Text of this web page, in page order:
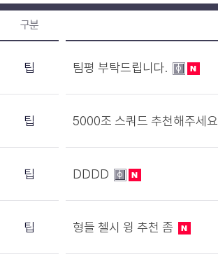
구분
팁 팀평 부탁드립니다.
팁 5000조 스쿼드 추천해주세요
팁 DDDD
팁 형들 첼시 윙 추천 좀